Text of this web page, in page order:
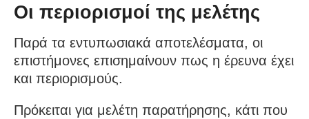
Οι περιορισμοί της μελέτης
Παρά τα εντυπωσιακά αποτελέσματα, οι
επιστήμονες επισημαίνουν πως η έρευνα έχει
και περιορισμούς.
Πρόκειται για μελέτη παρατήρησης, κάτι που